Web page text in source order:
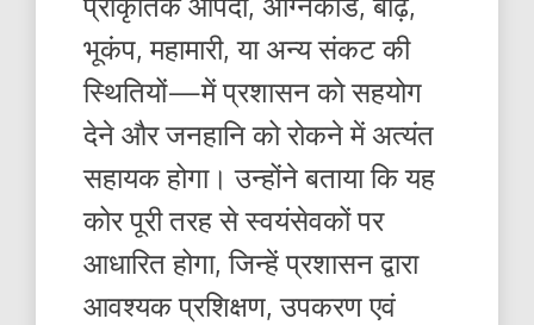
भूकंप, महामारी, या अन्य संकट की
स्थितियों—में प्रशासन को सहयोग
देने और जनहानि को रोकने में अत्यंत
सहायक होगा। उन्होंने बताया कि यह
कोर पूरी तरह से स्वयंसेवकों पर
आधारित होगा, जिन्हें प्रशासन द्वारा
आवश्यक प्रशिक्षण, उपकरण एवं